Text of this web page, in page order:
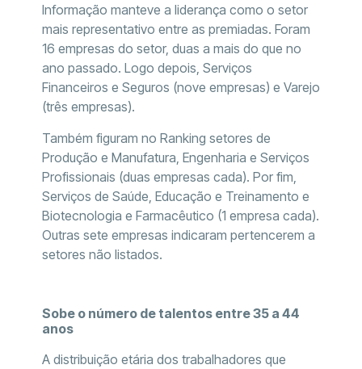
Informação manteve a liderança como o setor
mais representativo entre as premiadas. Foram
16 empresas do setor, duas a mais do que no
ano passado. Logo depois, Serviços
Financeiros e Seguros (nove empresas) e Varejo
(três empresas).
Também figuram no Ranking setores de
Produção e Manufatura, Engenharia e Serviços
Profissionais (duas empresas cada). Por fim,
Serviços de Saúde, Educação e Treinamento e
Biotecnologia e Farmacêutico (1 empresa cada).
Outras sete empresas indicaram pertencerem a
setores não listados.
Sobe o número de talentos entre 35 a 44
anos
A distribuição etária dos trabalhadores que